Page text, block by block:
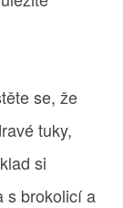
se, že
tuky,
si
s brokolicí a